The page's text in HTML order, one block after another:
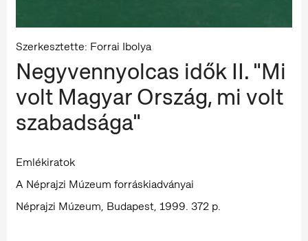
Szerkesztette: Forrai Ibolya
Negyvennyolcas idők II. "Mi
volt Magyar Ország, mi volt
szabadsága"
Emlékiratok
A Néprajzi Múzeum forráskiadványai
Néprajzi Múzeum, Budapest, 1999. 372 p.